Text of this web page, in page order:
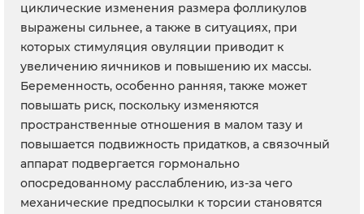
циклические изменения размера фолликулов
выражены сильнее, а также в ситуациях, при
которых стимуляция овуляции приводит к
увеличению яичников и повышению их массы.
Беременность, особенно ранняя, также может
повышать риск, поскольку изменяются
пространственные отношения в малом тазу и
повышается подвижность придатков, а связочный
аппарат подвергается гормонально
опосредованному расслаблению, из-за чего
механические предпосылки к торсии становятся